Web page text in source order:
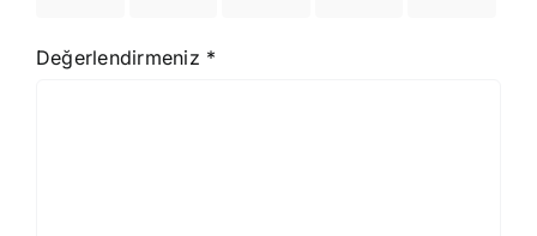
Değerlendirmeniz *